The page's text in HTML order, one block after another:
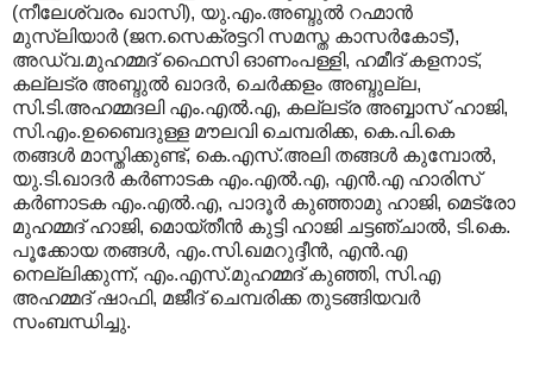
(നീലേശ്വരം ഖാസി), യു.എം.അബ്ദുല്‍ റഹ്മാന്‍
മുസ്ലിയാര്‍ (ജന.സെക്രട്ടറി സമസ്ത കാസര്‍കോട്),
അഡ്വ.മുഹമ്മദ്‌ ഫൈസി ഓണംപള്ളി, ഹമീദ് കളനാട്,
കല്ലട്ര അബ്ദുല്‍ ഖാദര്‍, ചെര്‍ക്കളം അബ്ദുല്ല,
സി.ടി.അഹമ്മദലി എം.എല്‍.എ, കല്ലട്ര അബ്ബാസ് ഹാജി,
സി.എം.ഉബൈദുള്ള മൗലവി ചെമ്പരിക്ക, കെ.പി.കെ
തങ്ങള്‍ മാസ്തിക്കുണ്ട്, കെ.എസ്.അലി തങ്ങള്‍ കുമ്പോല്‍,
യു.ടി.ഖാദര്‍ കര്‍ണാടക എം.എല്‍.എ, എന്‍.എ ഹാരിസ്
കര്‍ണാടക എം.എല്‍.എ, പാദൂര്‍ കുഞ്ഞാമു ഹാജി, മെട്രോ
മുഹമ്മദ് ഹാജി, മൊയ്തീന്‍ കുട്ടി ഹാജി ചട്ടഞ്ചാല്‍, ടി.കെ.
പൂക്കോയ തങ്ങള്‍, എം.സി.ഖമറുദ്ദീന്‍, എന്‍.എ
നെല്ലിക്കുന്ന്, എം.എസ്.മുഹമ്മദ് കുഞ്ഞി, സി.എ
അഹമ്മദ് ഷാഫി, മജീദ് ചെമ്പരിക്ക തുടങ്ങിയവര്‍
സംബന്ധിച്ചു.